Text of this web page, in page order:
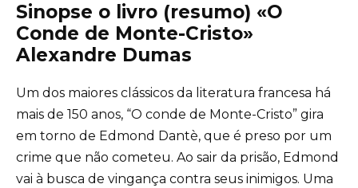
Sinopse o livro (resumo) «O
Conde de Monte-Cristo»
Alexandre Dumas
Um dos maiores clássicos da literatura francesa há
mais de 150 anos, “O conde de Monte-Cristo” gira
em torno de Edmond Dantè, que é preso por um
crime que não cometeu. Ao sair da prisão, Edmond
vai à busca de vingança contra seus inimigos. Uma